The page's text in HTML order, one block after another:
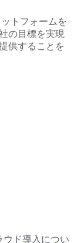
トフォームを
の目標を実現
供することを
ウド導入につい